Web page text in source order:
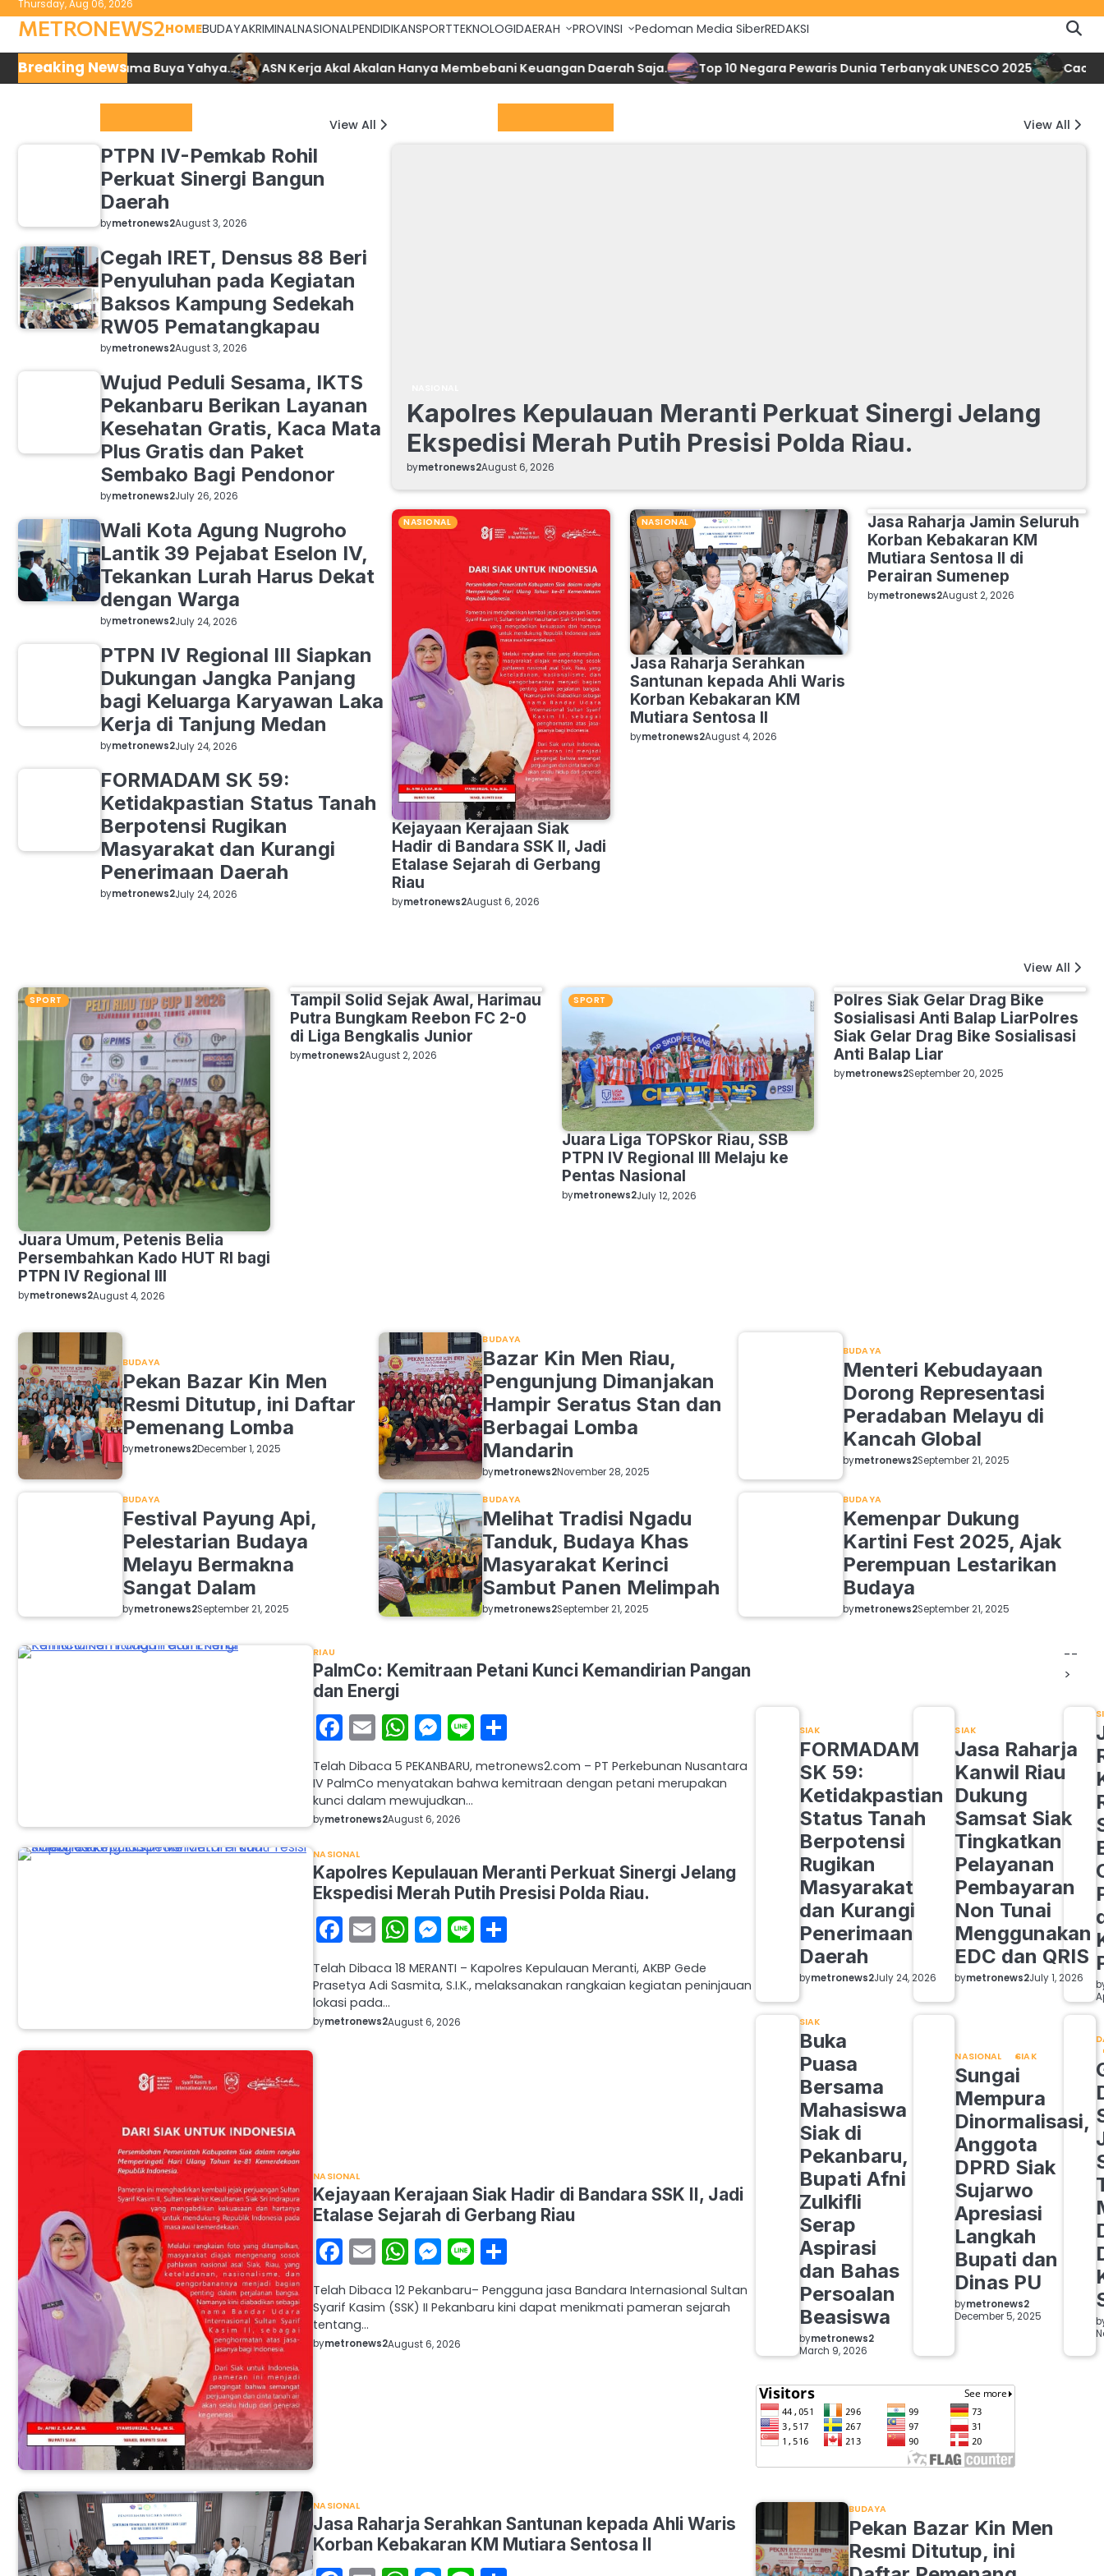
to
content
Thursday, Aug 06, 2026
METRONEWS2HOMEBUDAYAKRIMINALNASIONALPENDIDIKANSPORTTEKNOLOGIDAERAH PROVINSI Pedoman Media SiberREDAKSI
Breaking News
SAW bersama Buya Yahya. ASN Kerja Akal Akalan Hanya Membebani Keuangan Daerah Saja. Top 10 Negara Pewaris Dunia Terbanyak UNESCO 2025 Cacar
View All
Kapolres Kepulauan Meranti Perkuat Sinergi Jelang
Ekspedisi Merah Putih Presisi Polda Riau.
bymetronews2August 6, 2026
NASIONAL
Kejayaan Kerajaan Siak
Hadir di Bandara SSK II, Jadi
Etalase Sejarah di Gerbang
Riau
bymetronews2August 6, 2026
NASIONAL
Jasa Raharja Serahkan
Santunan kepada Ahli Waris
Korban Kebakaran KM
Mutiara Sentosa II
bymetronews2August 4, 2026
NASIONAL
Jasa Raharja Jamin Seluruh
Korban Kebakaran KM
Mutiara Sentosa II di
Perairan Sumenep
bymetronews2August 2, 2026
View All
PTPN IV-Pemkab Rohil
Perkuat Sinergi Bangun
Daerah
bymetronews2August 3, 2026
Cegah IRET, Densus 88 Beri
Penyuluhan pada Kegiatan
Baksos Kampung Sedekah
RW05 Pematangkapau
bymetronews2August 3, 2026
Wujud Peduli Sesama, IKTS
Pekanbaru Berikan Layanan
Kesehatan Gratis, Kaca Mata
Plus Gratis dan Paket
Sembako Bagi Pendonor
bymetronews2July 26, 2026
Wali Kota Agung Nugroho
Lantik 39 Pejabat Eselon IV,
Tekankan Lurah Harus Dekat
dengan Warga
bymetronews2July 24, 2026
PTPN IV Regional III Siapkan
Dukungan Jangka Panjang
bagi Keluarga Karyawan Laka
Kerja di Tanjung Medan
bymetronews2July 24, 2026
FORMADAM SK 59:
Ketidakpastian Status Tanah
Berpotensi Rugikan
Masyarakat dan Kurangi
Penerimaan Daerah
bymetronews2July 24, 2026
View All
SPORT
Juara Umum, Petenis Belia
Persembahkan Kado HUT RI bagi
PTPN IV Regional III
bymetronews2August 4, 2026
SPORT
Tampil Solid Sejak Awal, Harimau
Putra Bungkam Reebon FC 2-0
di Liga Bengkalis Junior
bymetronews2August 2, 2026
SPORT
Juara Liga TOPSkor Riau, SSB
PTPN IV Regional III Melaju ke
Pentas Nasional
bymetronews2July 12, 2026
SIAK SPORT
Polres Siak Gelar Drag Bike
Sosialisasi Anti Balap LiarPolres
Siak Gelar Drag Bike Sosialisasi
Anti Balap Liar
bymetronews2September 20, 2025
BUDAYA
Pekan Bazar Kin Men
Resmi Ditutup, ini Daftar
Pemenang Lomba
bymetronews2December 1, 2025
BUDAYA
Bazar Kin Men Riau,
Pengunjung Dimanjakan
Hampir Seratus Stan dan
Berbagai Lomba
Mandarin
bymetronews2November 28, 2025
BUDAYA
Menteri Kebudayaan
Dorong Representasi
Peradaban Melayu di
Kancah Global
bymetronews2September 21, 2025
BUDAYA
Festival Payung Api,
Pelestarian Budaya
Melayu Bermakna
Sangat Dalam
bymetronews2September 21, 2025
BUDAYA
Melihat Tradisi Ngadu
Tanduk, Budaya Khas
Masyarakat Kerinci
Sambut Panen Melimpah
bymetronews2September 21, 2025
BUDAYA
Kemenpar Dukung
Kartini Fest 2025, Ajak
Perempuan Lestarikan
Budaya
bymetronews2September 21, 2025
RIAU
PalmCo: Kemitraan Petani Kunci Kemandirian Pangan
dan Energi
Facebook
EmailWhatsApp
Messenger
Line
Telah Dibaca 5 PEKANBARU, metronews2.com – PT Perkebunan Nusantara
IV PalmCo menyatakan bahwa kemitraan dengan petani merupakan
kunci dalam mewujudkan…
bymetronews2August 6, 2026
NASIONAL
Kapolres Kepulauan Meranti Perkuat Sinergi Jelang
Ekspedisi Merah Putih Presisi Polda Riau.
Facebook
EmailWhatsApp
Messenger
Line
Telah Dibaca 18 MERANTI – Kapolres Kepulauan Meranti, AKBP Gede
Prasetya Adi Sasmita, S.I.K., melaksanakan rangkaian kegiatan peninjauan
lokasi pada…
bymetronews2August 6, 2026
NASIONAL
Kejayaan Kerajaan Siak Hadir di Bandara SSK II, Jadi
Etalase Sejarah di Gerbang Riau
Facebook
EmailWhatsApp
Messenger
Line
Telah Dibaca 12 Pekanbaru– Pengguna jasa Bandara Internasional Sultan
Syarif Kasim (SSK) II Pekanbaru kini dapat menikmati pameran sejarah
tentang…
bymetronews2August 6, 2026
NASIONAL
Jasa Raharja Serahkan Santunan kepada Ahli Waris
Korban Kebakaran KM Mutiara Sentosa II
SIAK
FORMADAM
SK 59:
Ketidakpastian
Status Tanah
Berpotensi
Rugikan
Masyarakat
dan Kurangi
Penerimaan
Daerah
bymetronews2July 24, 2026
SIAK
Jasa Raharja
Kanwil Riau
Dukung
Samsat Siak
Tingkatkan
Pelayanan
Pembayaran
Non Tunai
Menggunakan
EDC dan QRIS
bymetronews2July 1, 2026
SIAK
Buka
Puasa
Bersama
Mahasiswa
Siak di
Pekanbaru,
Bupati Afni
Zulkifli
Serap
Aspirasi
dan Bahas
Persoalan
Beasiswa
bymetronews2
March 9, 2026
NASIONAL SIAK
Sungai
Mempura
Dinormalisasi,
Anggota
DPRD Siak
Sujarwo
Apresiasi
Langkah
Bupati dan
Dinas PU
bymetronews2
December 5, 2025
BUDAYA
Pekan Bazar Kin Men
Resmi Ditutup, ini
--
>